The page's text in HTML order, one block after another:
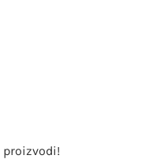
proizvodi!